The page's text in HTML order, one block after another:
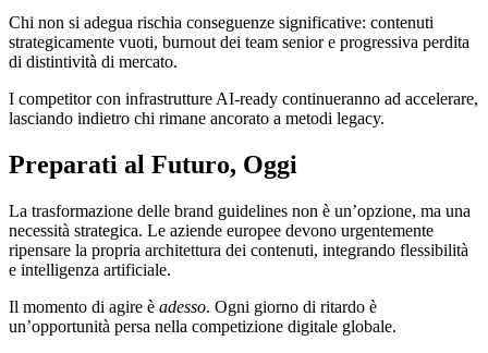
Chi non si adegua rischia conseguenze significative: contenuti
strategicamente vuoti, burnout dei team senior e progressiva perdita
di distintività di mercato.
I competitor con infrastrutture AI-ready continueranno ad accelerare,
lasciando indietro chi rimane ancorato a metodi legacy.
Preparati al Futuro, Oggi
La trasformazione delle brand guidelines non è un’opzione, ma una
necessità strategica. Le aziende europee devono urgentemente
ripensare la propria architettura dei contenuti, integrando flessibilità
e intelligenza artificiale.
Il momento di agire è adesso. Ogni giorno di ritardo è
un’opportunità persa nella competizione digitale globale.